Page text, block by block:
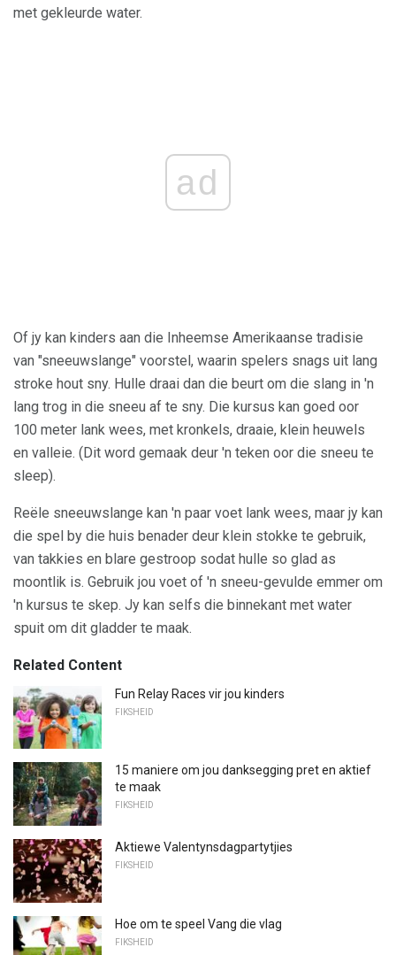
met gekleurde water.
ad
Of jy kan kinders aan die Inheemse Amerikaanse tradisie
van "sneeuwslange" voorstel, waarin spelers snags uit lang
stroke hout sny. Hulle draai dan die beurt om die slang in 'n
lang trog in die sneeu af te sny. Die kursus kan goed oor
100 meter lank wees, met kronkels, draaie, klein heuwels
en valleie. (Dit word gemaak deur 'n teken oor die sneeu te
sleep).
Reële sneeuwslange kan 'n paar voet lank wees, maar jy kan
die spel by die huis benader deur klein stokke te gebruik,
van takkies en blare gestroop sodat hulle so glad as
moontlik is. Gebruik jou voet of 'n sneeu-gevulde emmer om
'n kursus te skep. Jy kan selfs die binnekant met water
spuit om dit gladder te maak.
Related Content
Fun Relay Races vir jou kinders
FIKSHEID
15 maniere om jou danksegging pret en aktief
te maak
FIKSHEID
Aktiewe Valentynsdagpartytjies
FIKSHEID
Hoe om te speel Vang die vlag
FIKSHEID